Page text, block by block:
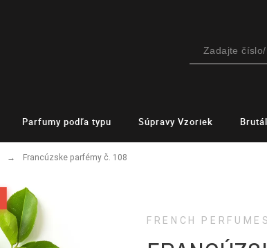
Parfumy podľa typu Súpravy Vzoriek
Francúzske parfémy č. 108
FRENCH PERFUMES